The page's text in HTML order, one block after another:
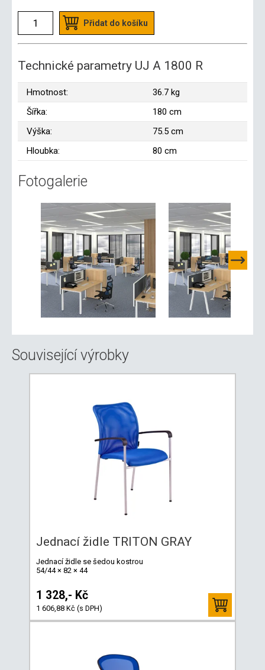
Přidat do košíku
Technické parametry UJ A 1800 R
Hmotnost:
36.7 kg
Šířka:
180 cm
Výška:
75.5 cm
Hloubka:
80 cm
Fotogalerie
Související výrobky
Jednací židle TRITON GRAY
Jednací židle se šedou kostrou
54/44 × 82 × 44
1 328,- Kč
1 606,88 Kč (s DPH)